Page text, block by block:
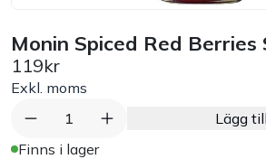
Monin Spiced Red Berries
119kr
Exkl. moms
1
Lägg till
Finns i lager